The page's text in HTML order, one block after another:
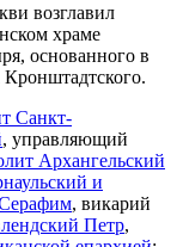
возглавил
храме
основанного в
Санкт-
, управляющий
Архангельский
и
, викарий
Петр,